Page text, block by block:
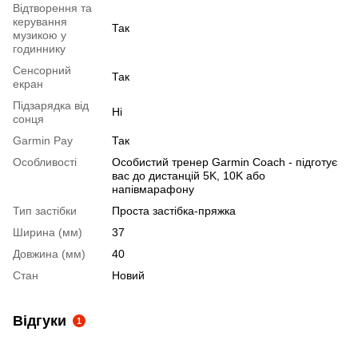
Відтворення та
керування
музикою у
годиннику
Так
Сенсорний
екран
Так
Підзарядка від
сонця
Ні
Garmin Pay
Так
Особливості
Особистий тренер Garmin Coach - підготує
вас до дистанцій 5K, 10K або
напівмарафону
Тип застібки
Проста застібка-пряжка
Ширина (мм)
37
Довжина (мм)
40
Стан
Новий
Відгуки 1